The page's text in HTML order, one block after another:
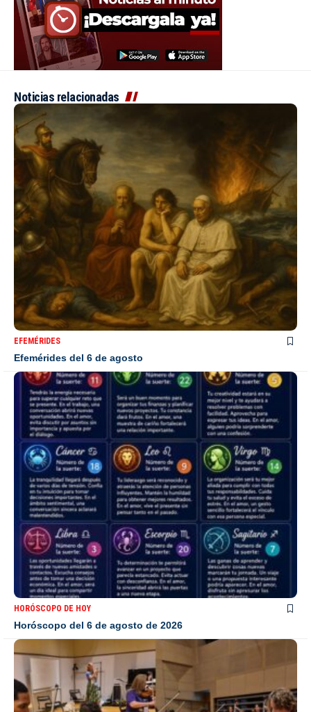
Noticias relacionadas
EFEMÉRIDES
Efemérides del 6 de agosto
HORÓSCOPO DE HOY
Horóscopo del 6 de agosto de 2026